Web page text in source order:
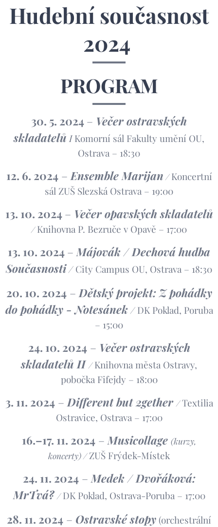
Hudební současnost
2024
PROGRAM
30. 5. 2024– Večer ostravských
skladatelů IKomorní sál Fakulty umění OU,
Ostrava – 18:30
12. 6. 2024– Ensemble Marijan /Koncertní
sál ZUŠ Slezská Ostrava – 19:00
13. 10. 2024– Večer opavských skladatelů
/Knihovna P. Bezruče v Opavě – 17:00
13. 10. 2024– Májovák / Dechová hudba
Současnosti/City Campus OU, Ostrava – 18:30
20. 10. 2024– Dětský projekt: Z pohádky
do pohádky - Notesánek/DK Poklad, Poruba
– 15:00
24. 10. 2024– Večer ostravských
skladatelů II /Knihovna města Ostravy,
pobočka Fifejdy – 18:00
3. 11. 2024– Different but 2gether /Textilia
Ostravice, Ostrava – 17:00
16.–17. 11. 2024 – Musicollage (kurzy,
koncerty) /ZUŠ Frýdek-Místek
24. 11. 2024– Medek / Dvořáková:
MrTvá? /DK Poklad, Ostrava-Poruba – 17:00
28. 11. 2024 – Ostravské stopy (orchestrální